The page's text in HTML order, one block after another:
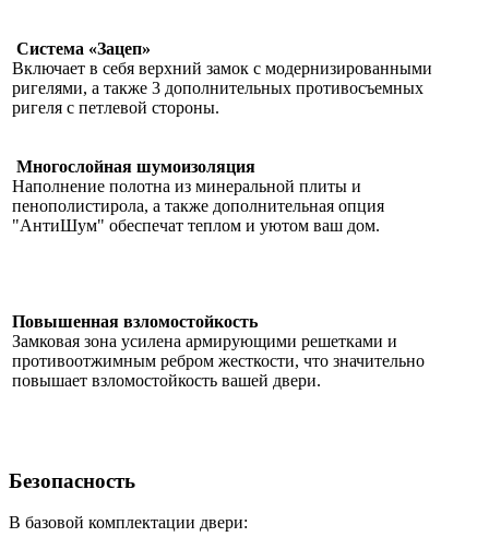
Система «Зацеп»
Включает в себя верхний замок с модернизированными
ригелями, а также 3 дополнительных противосъемных
ригеля с петлевой стороны.
Многослойная шумоизоляция
Наполнение полотна из минеральной плиты и
пенополистирола, а также дополнительная опция
"АнтиШум" обеспечат теплом и уютом ваш дом.
Повышенная взломостойкость
Замковая зона усилена армирующими решетками и
противоотжимным ребром жесткости, что значительно
повышает взломостойкость вашей двери.
Безопасность
В базовой комплектации двери: